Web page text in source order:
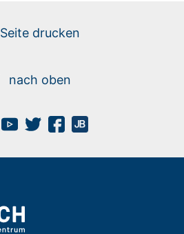
Seite drucken
nach oben